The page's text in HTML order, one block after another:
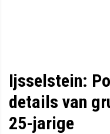
Ijsselstein:
details van
25-jarige